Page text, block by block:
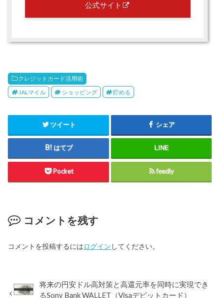
公式サイト
クレジットカード活用術
JALマイル
ショッピング 貯める
ツイート シェア
はてブ LINE
Pocket feedly
コメントを残す
コメントを投稿するにはログイン してください。
将来の円安ドル高対策と高還元率を同時に実現でき
るSony Bank WALLET（Visaデビットカード）